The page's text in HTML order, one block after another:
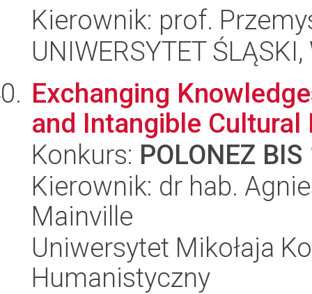
Kierownik: prof.
UNIWERSYTET
Exchanging
and Intangible
Konkurs: POLONEZ BIS
Kierownik: dr hab.
Mainville
Uniwersytet Mikołaja
Humanistyczny